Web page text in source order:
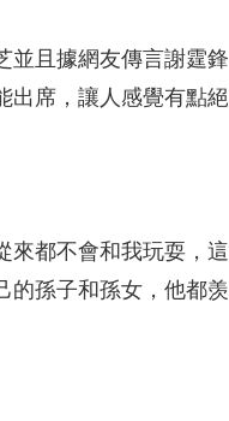
並且據網友傳言謝霆鋒
出席，讓人感覺有點絕
來都不會和我玩耍，這
的孫子和孫女，他都羡